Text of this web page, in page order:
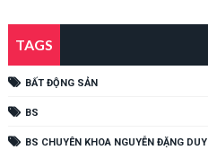
TAGS
BẤT ĐỘNG SẢN
BS
BS CHUYÊN KHOA NGUYỄN ĐẶNG DUY